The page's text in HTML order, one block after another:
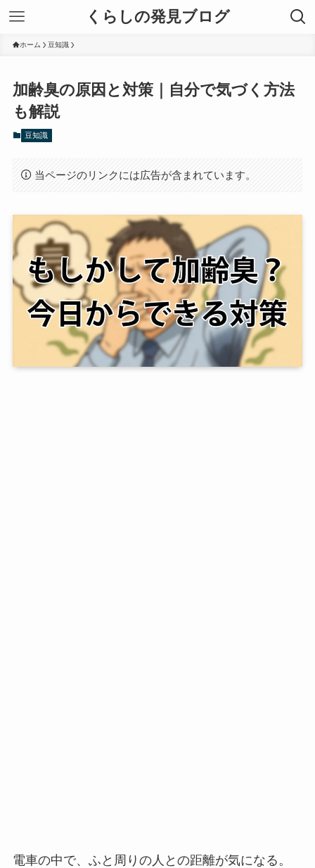
くらしの発見ブログ
ホーム 豆知識
加齢臭の原因と対策｜自分で気づく方法
も解説
豆知識
当ページのリンクには広告が含まれています。
電車の中で、ふと周りの人との距離が気になる。